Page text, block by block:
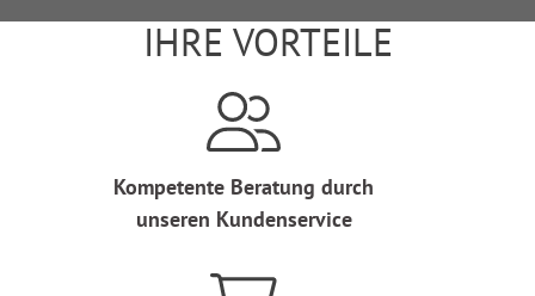
IHRE VORTEILE
Kompetente Beratung durch
unseren Kundenservice